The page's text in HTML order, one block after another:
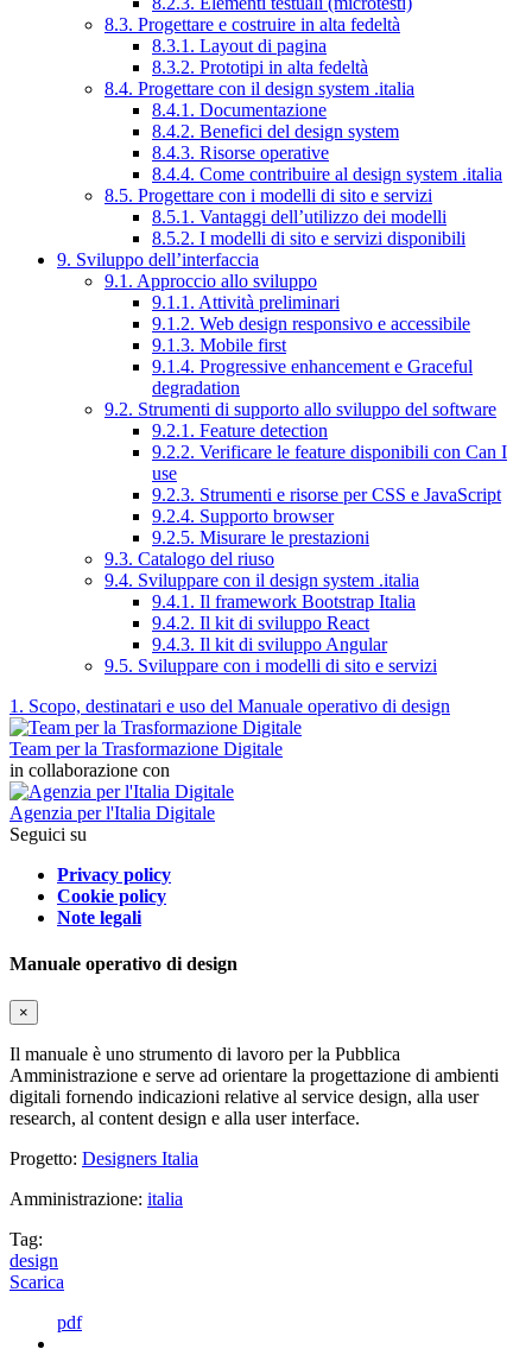
8.3. Progettare e costruire in alta fedeltà
8.3.1. Layout di pagina
8.3.2. Prototipi in alta fedeltà
8.4. Progettare con il design system .italia
8.4.1. Documentazione
8.4.2. Benefici del design system
8.4.3. Risorse operative
8.4.4. Come contribuire al design system .italia
8.5. Progettare con i modelli di sito e servizi
8.5.1. Vantaggi dell’utilizzo dei modelli
8.5.2. I modelli di sito e servizi disponibili
9. Sviluppo dell’interfaccia
9.1. Approccio allo sviluppo
9.1.1. Attività preliminari
9.1.2. Web design responsivo e accessibile
9.1.3. Mobile first
9.1.4. Progressive enhancement e Graceful
degradation
9.2. Strumenti di supporto allo sviluppo del software
9.2.1. Feature detection
9.2.2. Verificare le feature disponibili con Can I
use
9.2.3. Strumenti e risorse per CSS e JavaScript
9.2.4. Supporto browser
9.2.5. Misurare le prestazioni
9.3. Catalogo del riuso
9.4. Sviluppare con il design system .italia
9.4.1. Il framework Bootstrap Italia
9.4.2. Il kit di sviluppo React
9.4.3. Il kit di sviluppo Angular
9.5. Sviluppare con i modelli di sito e servizi
1. Scopo, destinatari e uso del Manuale operativo di design
Team per la Trasformazione Digitale
in collaborazione con
Agenzia per l'Italia Digitale
Seguici su
Privacy policy
Cookie policy
Note legali
Manuale operativo di design
×
Il manuale è uno strumento di lavoro per la Pubblica
Amministrazione e serve ad orientare la progettazione di ambienti
digitali fornendo indicazioni relative al service design, alla user
research, al content design e alla user interface.
Progetto: Designers Italia
Amministrazione: italia
Tag:
design
Scarica
pdf